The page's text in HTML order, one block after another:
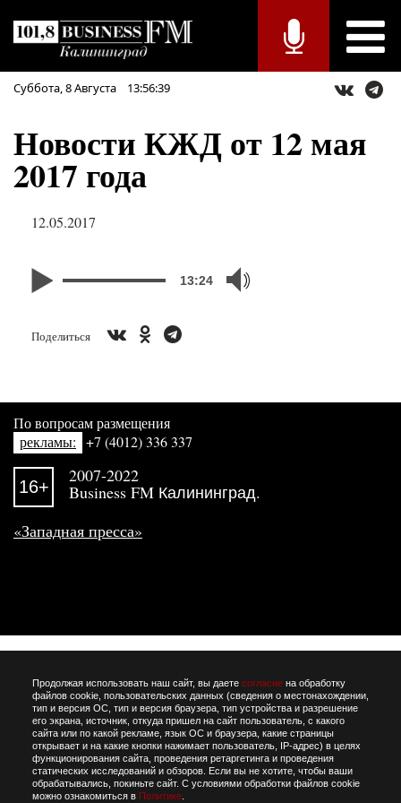
Суббота,8Августа 13:56:39
Новости КЖД от 12 мая
2017 года
12.05.2017
13:24
Поделиться
Продолжая использовать наш сайт, вы даете согласиена обработку
файлов cookie, пользовательских данных (сведения о местонахождении,
тип и версия ОС, тип и версия браузера, тип устройства и разрешение
его экрана, источник, откуда пришел на сайт пользователь, с какого
сайта или по какой рекламе, язык ОС и браузера, какие страницы
открывает и на какие кнопки нажимает пользователь, IP-адрес) в целях
функционирования сайта, проведения ретаргетинга и проведения
статических исследований и обзоров. Если вы не хотите, чтобы ваши
обрабатывались, покиньте сайт. С условиями обработки файлов cookie
можно ознакомиться в Политике.
По вопросам размещения
рекламы: +7 (4012) 336 337
16+
2007-2022
Business FM Калининград.
«Западная пресса»